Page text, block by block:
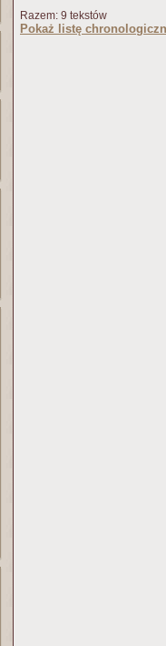
Razem: 9 tekstów
Pokaż listę